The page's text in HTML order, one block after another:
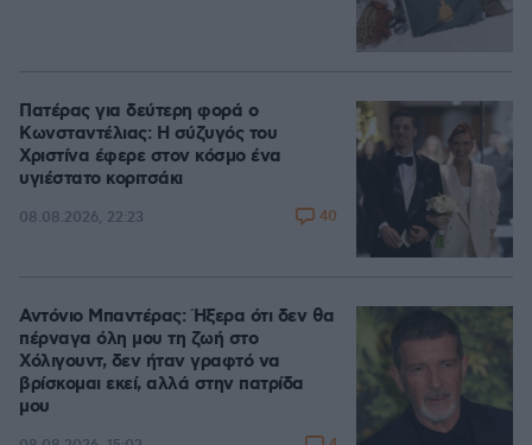
Πατέρας για δεύτερη φορά ο
Κωνσταντέλιας: Η σύζυγός του
Χριστίνα έφερε στον κόσμο ένα
υγιέστατο κοριτσάκι
08.08.2026, 22:23 40
Αντόνιο Μπαντέρας: Ήξερα ότι δεν θα
πέρναγα όλη μου τη ζωή στο
Χόλιγουντ, δεν ήταν γραφτό να
βρίσκομαι εκεί, αλλά στην πατρίδα
μου